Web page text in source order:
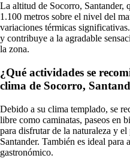
La altitud de Socorro, Santander,
1.100 metros sobre el nivel del
variaciones térmicas
y contribuye a la agradable
la zona.
¿Qué actividades se
clima de Socorro,
Debido a su clima templado, se
libre como caminatas, paseos en
para disfrutar de la naturaleza y
Santander. También es ideal
gastronómico.